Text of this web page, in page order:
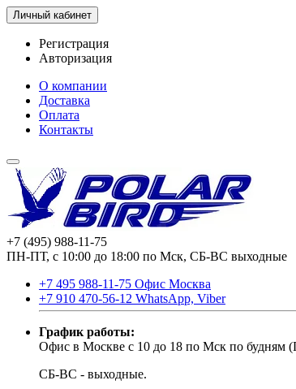
Личный кабинет
Регистрация
Авторизация
О компании
Доставка
Оплата
Контакты
+7 (495) 988-11-75
ПН-ПТ, с 10:00 до 18:00 по Мск, СБ-ВС выходные
+7 495 988-11-75 Офис Москва
+7 910 470-56-12 WhatsApp, Viber
График работы:
Офис в Москве с 10 до 18 по Мск по будням
СБ-ВС - выходные.